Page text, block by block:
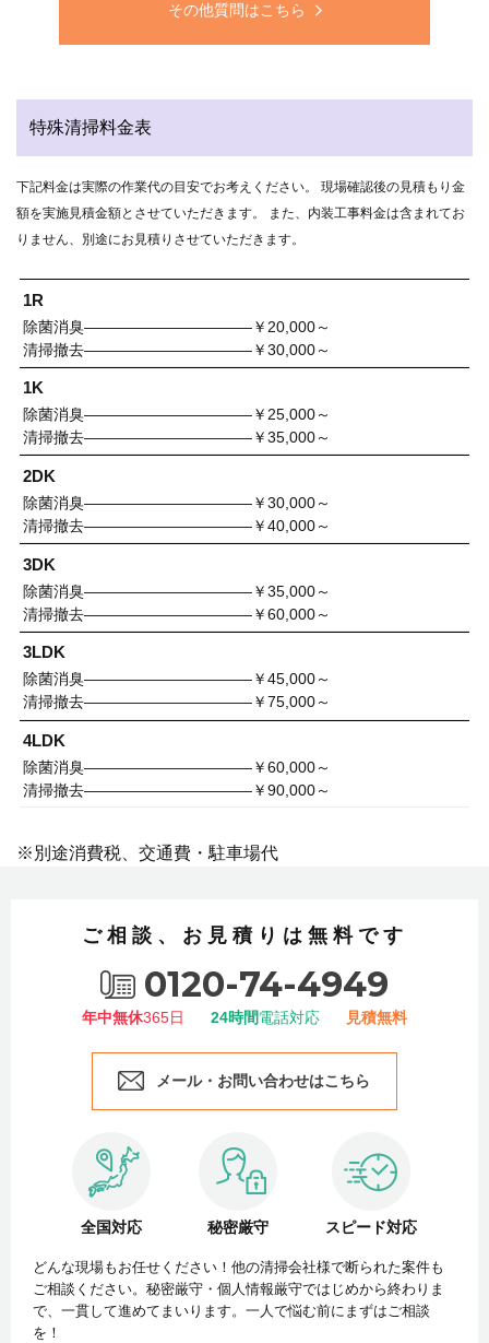
その他質問はこちら
特殊清掃料金表
下記料金は実際の作業代の目安でお考えください。 現場確認後の見積もり金
額を実施見積金額とさせていただきます。 また、内装工事料金は含まれてお
りません、別途にお見積りさせていただきます。
1R
除菌消臭———————————￥20,000～
清掃撤去———————————￥30,000～
1K
除菌消臭———————————￥25,000～
清掃撤去———————————￥35,000～
2DK
除菌消臭———————————￥30,000～
清掃撤去———————————￥40,000～
3DK
除菌消臭———————————￥35,000～
清掃撤去———————————￥60,000～
3LDK
除菌消臭———————————￥45,000～
清掃撤去———————————￥75,000～
4LDK
除菌消臭———————————￥60,000～
清掃撤去———————————￥90,000～
※別途消費税、交通費・駐車場代
ご相談、お見積りは無料です
0120-74-4949
年中無休365日 24時間電話対応 見積無料
メール・お問い合わせはこちら
全国対応 秘密厳守 スピード対応
どんな現場もお任せください！他の清掃会社様で断られた案件も
ご相談ください。秘密厳守・個人情報厳守ではじめから終わりま
で、一貫して進めてまいります。一人で悩む前にまずはご相談
を！